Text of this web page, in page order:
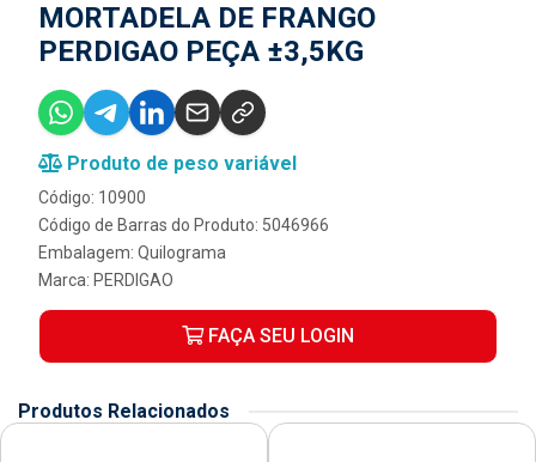
MORTADELA DE FRANGO
PERDIGAO PEÇA ±3,5KG
Produto de peso variável
Código: 10900
Código de Barras do Produto: 5046966
Embalagem: Quilograma
Marca: PERDIGAO
FAÇA SEU LOGIN
Produtos Relacionados